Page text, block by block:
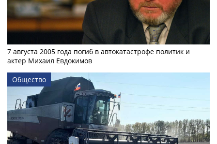
7 августа 2005 года погиб в автокатастрофе политик и
актер Михаил Евдокимов
Общество